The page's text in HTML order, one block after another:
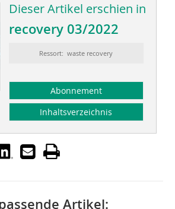
Dieser Artikel erschien in
recovery 03/2022
Ressort: waste recovery
Abonnement
Inhaltsverzeichnis
Artikel: